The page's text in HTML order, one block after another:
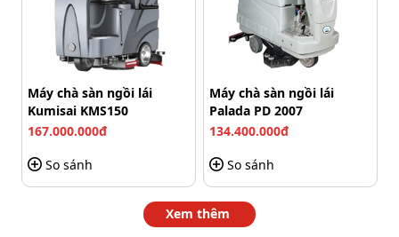
Di chuyển máy chà sàn đến vị trí cần vệ sinh
Máy chà sàn ngồi lái
Kumisai KMS150
167.000.000đ
So sánh
Máy chà sàn ngồi lái
Palada PD 2007
134.400.000đ
So sánh
Xem thêm